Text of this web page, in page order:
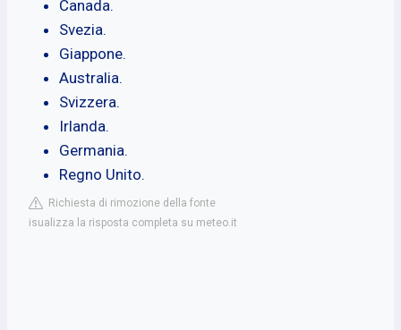
Canada.
Svezia.
Giappone.
Australia.
Svizzera.
Irlanda.
Germania.
Regno Unito.
Richiesta di rimozione della fonte
isualizza la risposta completa su meteo.it